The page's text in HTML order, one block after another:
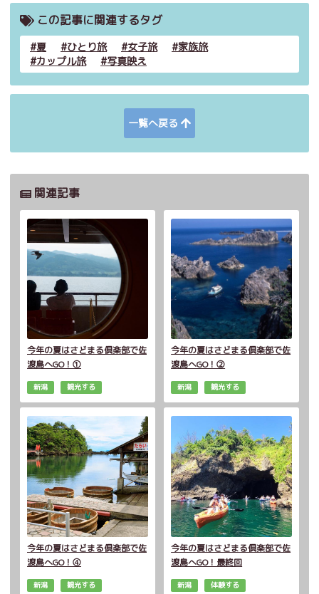
この記事に関連するタグ
夏 ひとり旅 女子旅
家族旅
カップル旅
写真映え
一覧へ戻る
関連記事
今年の夏はさどまる倶楽部で佐
渡島へGO！①
新潟 観光する
今年の夏はさどまる倶楽部で佐
渡島へGO！②
新潟 観光する
今年の夏はさどまる倶楽部で佐
渡島へGO！④
新潟 観光する
今年の夏はさどまる倶楽部で佐
渡島へGO！最終回
新潟 体験する